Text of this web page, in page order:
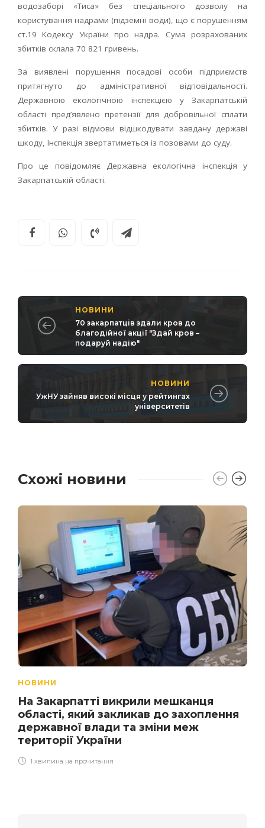
водозаборі «Тиса» без спеціального дозволу на
користування надрами (підземні води), що є порушенням
ст.19 Кодексу України про надра. Сума розрахованих
збитків склала 70 821 гривень.
За виявлені порушення посадові особи підприємств
притягнуто до адміністративної відповідальності.
Державною екологічною інспекцією у Закарпатській
області пред’явлено претензії для добровільної сплати
збитків. У разі відмови відшкодувати завдану державі
шкоду, Інспекція звертатиметься із позовами до суду.
Про це повідомляє Державна екологічна інспекція у
Закарпатській області.
НОВИНИ
70 закарпатців здали кров до
благодійної акції "Здай кров –
подаруй надію"
НОВИНИ
УжНУ зайняв високі місця у рейтингах
університетів
Схожі новини
НОВИНИ
На Закарпатті викрили мешканця
області, який закликав до захоплення
державної влади та зміни меж
території України
1 хвилина на прочитання